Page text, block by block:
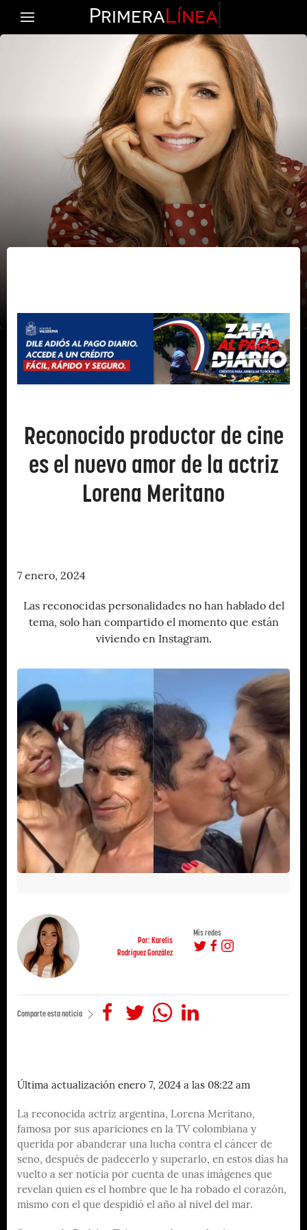
PrimeraLínea
Reconocido productor de cine
es el nuevo amor de la actriz
Lorena Meritano
7 enero, 2024
Las reconocidas personalidades no han hablado del
tema, solo han compartido el momento que están
viviendo en Instagram.
Por: Karelis
Rodríguez González
Mis redes
Comparte esta noticia
Última actualización enero 7, 2024 a las 08:22 am
La reconocida actriz argentina, Lorena Meritano,
famosa por sus apariciones en la TV colombiana y
querida por abanderar una lucha contra el cáncer de
seno, después de padecerlo y superarlo, en estos días ha
vuelto a ser noticia por cuenta de unas imágenes que
revelan quien es el hombre que le ha robado el corazón,
mismo con el que despidió el año al nivel del mar.